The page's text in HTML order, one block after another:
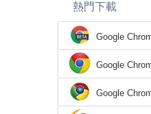
熱門下載
Google
Google
Google